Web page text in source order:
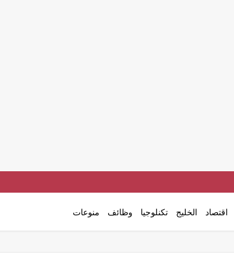
اقتصاد الخليج تكنلوجيا وظائف منوعات